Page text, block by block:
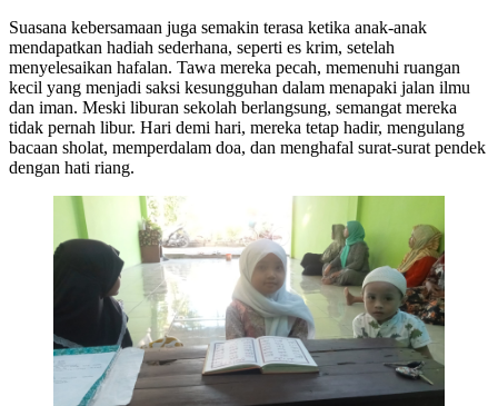
Suasana kebersamaan juga semakin terasa ketika anak-anak
mendapatkan hadiah sederhana, seperti es krim, setelah
menyelesaikan hafalan. Tawa mereka pecah, memenuhi ruangan
kecil yang menjadi saksi kesungguhan dalam menapaki jalan ilmu
dan iman. Meski liburan sekolah berlangsung, semangat mereka
tidak pernah libur. Hari demi hari, mereka tetap hadir, mengulang
bacaan sholat, memperdalam doa, dan menghafal surat-surat pendek
dengan hati riang.